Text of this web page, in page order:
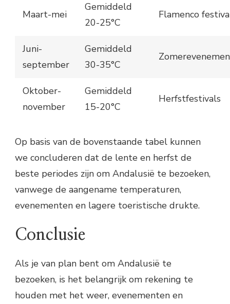
Maart-mei
Gemiddeld
20-25°C
Flamenco
Juni-
september
Gemiddeld
30-35°C
Oktober-
november
Gemiddeld
15-20°C
Herfstfestivals
Op basis van de bovenstaande tabel kunnen
we concluderen dat de lente en herfst de
beste periodes zijn om Andalusië te bezoeken,
vanwege de aangename temperaturen,
evenementen en lagere toeristische drukte.
Conclusie
Als je van plan bent om Andalusië te
bezoeken, is het belangrijk om rekening te
houden met het weer, evenementen en